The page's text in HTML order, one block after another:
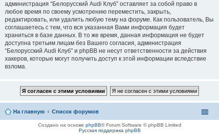
администрация “Белорусский Audi Клуб” оставляет за собой право в
любое время по своему усмотрению переместить, закрыть,
редактировать, или удалить любую тему на форуме. Как пользователь, Вы
соглашаетесь с тем, что вся указанная Вами информация будет
храниться в базе данных. В то же время, данная информация не будет
доступна третьим лицам без Вашего согласия, администрация
“Белорусский Audi Клуб” и phpBB не несут ответственности за действия
хакеров, которые могут получить доступ к этой информации вследствие
взлома.
На главную Список форумов
Создано на основе phpBB® Forum Software © phpBB Limited
Русская поддержка phpBB